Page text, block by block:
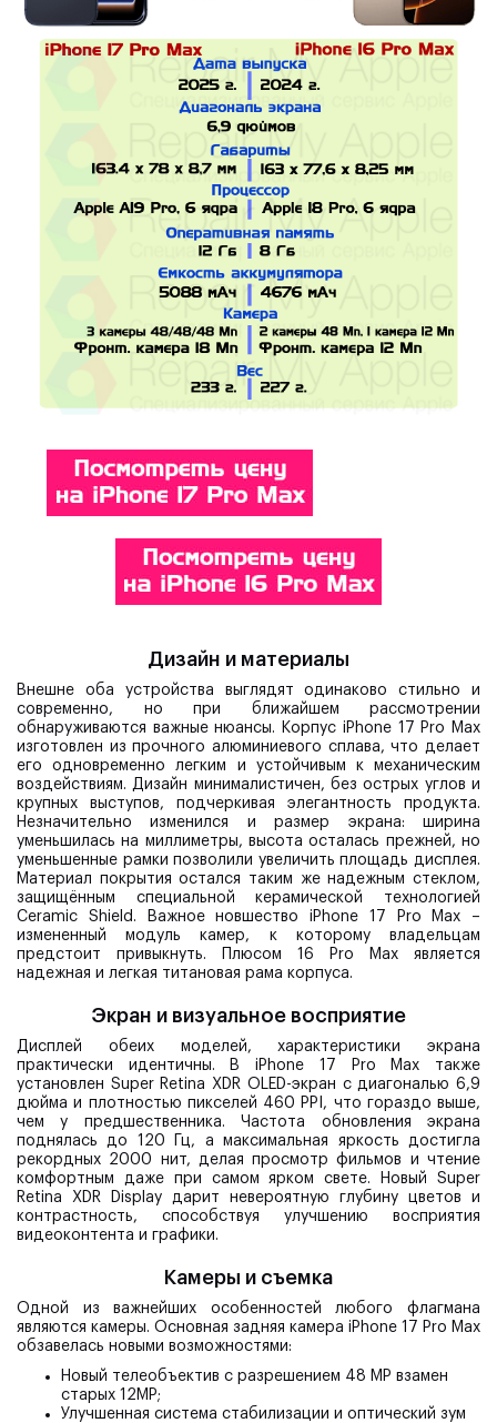
Дизайн и материалы
Внешне оба устройства выглядят одинаково стильно и
современно, но при ближайшем рассмотрении
обнаруживаются важные нюансы. Корпус iPhone 17 Pro Max
изготовлен из прочного алюминиевого сплава, что делает
его одновременно легким и устойчивым к механическим
воздействиям. Дизайн минималистичен, без острых углов и
крупных выступов, подчеркивая элегантность продукта.
Незначительно изменился и размер экрана: ширина
уменьшилась на миллиметры, высота осталась прежней, но
уменьшенные рамки позволили увеличить площадь дисплея.
Материал покрытия остался таким же надежным стеклом,
защищённым специальной керамической технологией
Ceramic Shield. Важное новшество iPhone 17 Pro Max –
измененный модуль камер, к которому владельцам
предстоит привыкнуть. Плюсом 16 Pro Max является
надежная и легкая титановая рама корпуса.
Экран и визуальное восприятие
Дисплей обеих моделей, характеристики экрана
практически идентичны. В iPhone 17 Pro Max также
установлен Super Retina XDR OLED-экран с диагональю 6,9
дюйма и плотностью пикселей 460 PPI, что гораздо выше,
чем у предшественника. Частота обновления экрана
поднялась до 120 Гц, а максимальная яркость достигла
рекордных 2000 нит, делая просмотр фильмов и чтение
комфортным даже при самом ярком свете. Новый Super
Retina XDR Display дарит невероятную глубину цветов и
контрастность, способствуя улучшению восприятия
видеоконтента и графики.
Камеры и съемка
Одной из важнейших особенностей любого флагмана
являются камеры. Основная задняя камера iPhone 17 Pro Max
обзавелась новыми возможностями:
Новый телеобъектив с разрешением 48 MP взамен
старых 12MP;
Улучшенная система стабилизации и оптический зум